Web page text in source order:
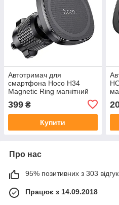
Автотримач для
смартфона Hoco H34
Magnetic Ring магнітний
на вентиляційну решітку
4.5-7 дюймів
399 ₴
Купити
Про нас
95% позитивних з 303
Працює з 14.09.2018